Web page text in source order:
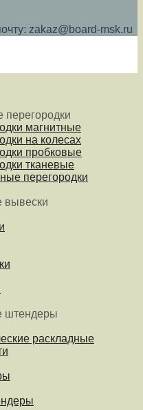
zakaz@board-msk.ru
магнитные
на колесах
пробковые
тканевые
перегородки
вывески
штендеры
раскладные